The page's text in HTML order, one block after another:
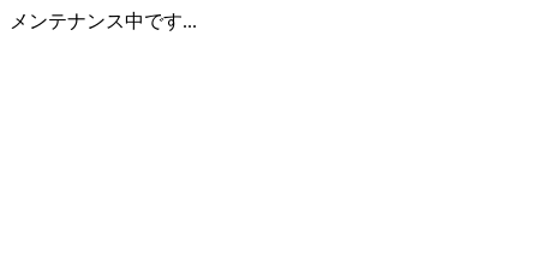
メンテナンス中です...